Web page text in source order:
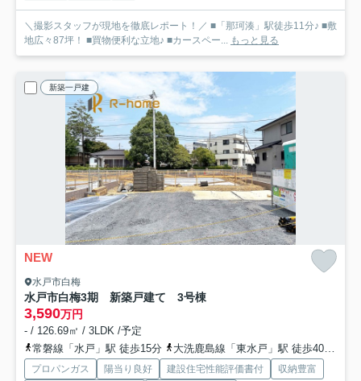
＼撮影スタッフが現地を徹底レポート！／ ■「那珂湊」駅徒歩11分♪ ■敷
地広々87坪！ ■買物便利な立地♪ ■カースペー... もっと見る
新築一戸建
NEW
水戸市白梅
水戸市白梅3期 新築戸建て 3号棟
3,590万円
- / 126.69㎡ / 3LDK /予定
常磐線「水戸」駅 徒歩15分
大洗鹿島線「東水戸」駅 徒歩40分車9分 3.2km
プロパンガス 陽当り良好 建設住宅性能評価書付
収納豊富